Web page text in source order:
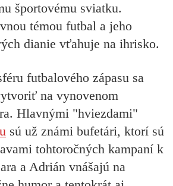
športovému sviatku.
témou futbal a jeho
dianie vťahuje na ihrisko.
futbalového zápasu sa
na vynovenom
Hlavnými "hviezdami"
sú už známi bufetári, ktorí sú
tohtoročných kampaní k
a Adrián vnášajú na